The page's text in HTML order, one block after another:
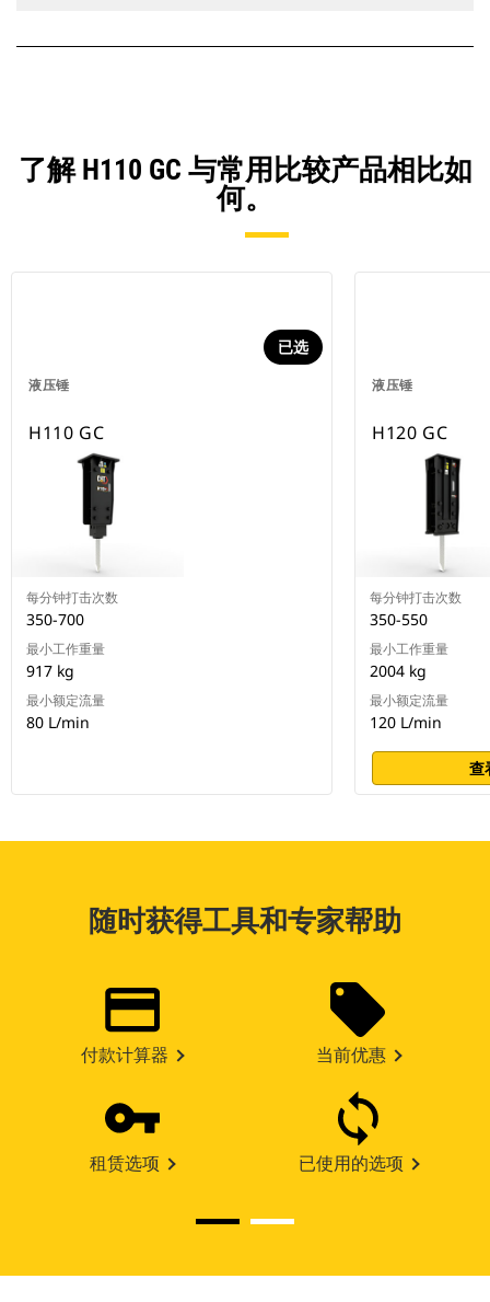
了解 H110 GC 与常用比较产品相比如
何。
液压锤
已选
H110 GC
每分钟打击次数
350-700
最小工作重量
917 kg
最小额定流量
80 L/min
液压锤
H120 GC
每分钟打击次数
350-550
最小工作重量
2004 kg
最小额定流量
120 L/min
查
随时获得工具和专家帮助
付款计算器 当前优惠
租赁选项 已使用的选项